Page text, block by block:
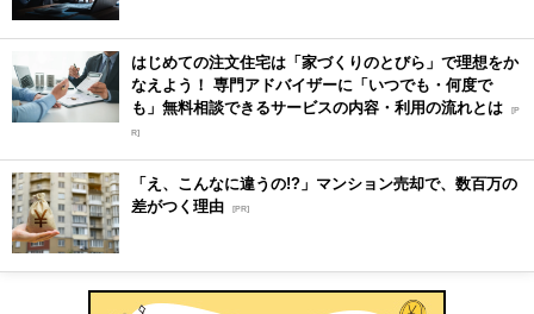
はじめての注文住宅は「家づくりのとびら」で理想をか
なえよう！ 専門アドバイザーに「いつでも・何度で
も」無料相談できるサービスの内容・利用の流れとは [P
R]
「え、こんなに違うの!?」マンション売却で、数百万の
差がつく理由 [PR]